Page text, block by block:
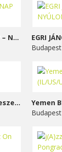
NINCS HOLNAP – NYÚLON...
Budapest
Kérdezd a zeneszerzőt...
Budapest